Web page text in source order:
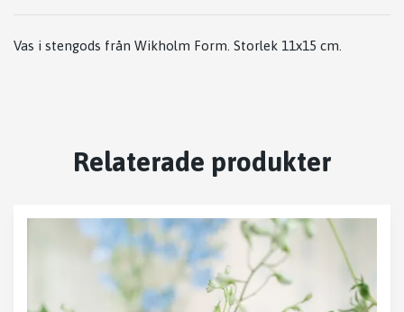
Vas i stengods från Wikholm Form. Storlek 11x15 cm.
Relaterade produkter